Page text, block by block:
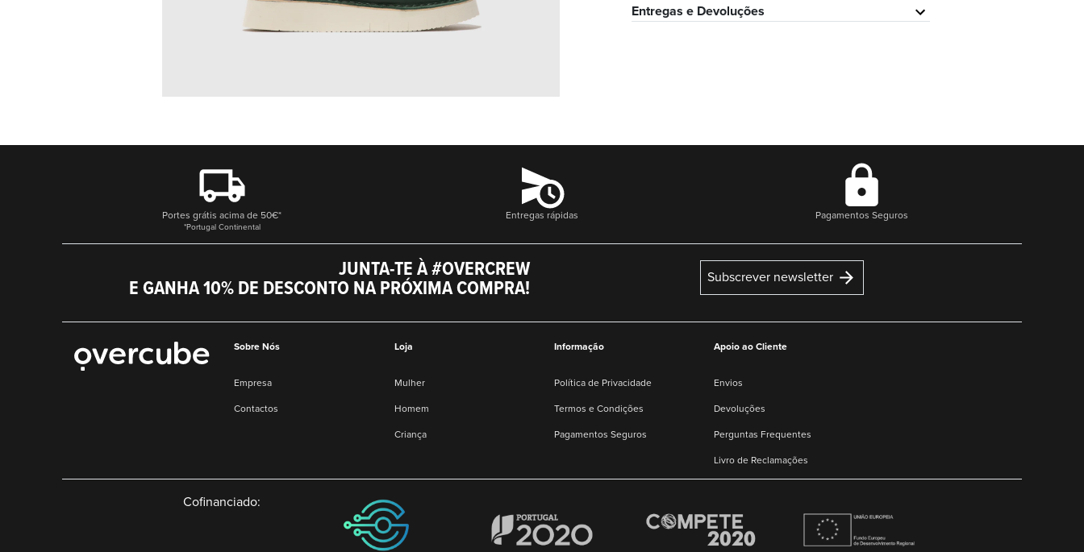
Entregas e Devoluções
Portes grátis acima de 50€*
*Portugal Continental
Entregas rápidas Pagamentos Seguros
JUNTA-TE À #OVERCREW
E GANHA 10% DE DESCONTO NA PRÓXIMA COMPRA! Subscrever newsletter
Sobre Nós
Empresa
Contactos
Loja
Mulher
Homem
Criança
Informação
Política de Privacidade
Termos e Condições
Pagamentos Seguros
Apoio ao Cliente
Envios
Devoluções
Perguntas Frequentes
Livro de Reclamações
Cofinanciado: